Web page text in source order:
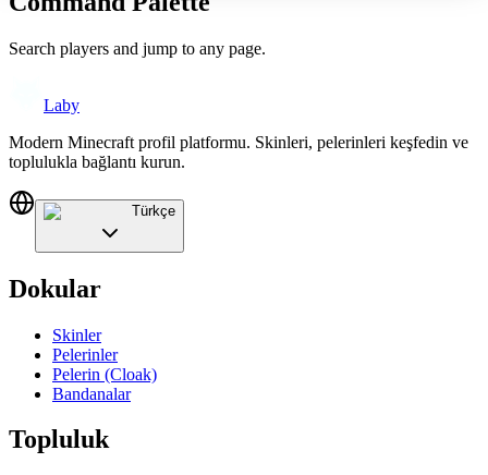
Search players and jump to any page.
Laby
Modern Minecraft profil platformu. Skinleri, pelerinleri keşfedin ve
toplulukla bağlantı kurun.
Türkçe
Dokular
Skinler
Pelerinler
Pelerin (Cloak)
Bandanalar
Topluluk